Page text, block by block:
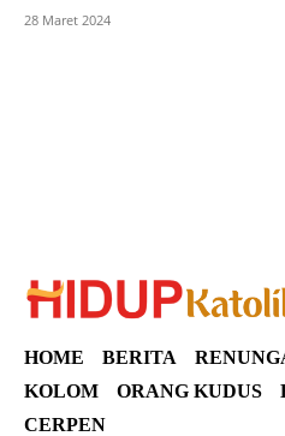
28 Maret 2024
HOME BERITA
KOLOM
ORANG KUDUS
CERPEN